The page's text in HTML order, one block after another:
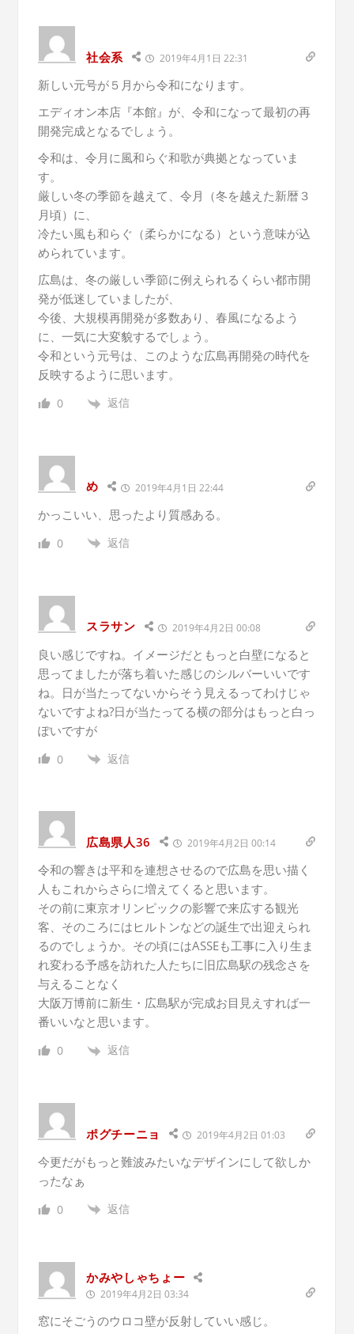
社会系 2019年4月1日 22:31
新しい元号が５月から令和になります。
エディオン本店『本館』が、令和になって最初の再
開発完成となるでしょう。
令和は、令月に風和らぐ和歌が典拠となっていま
す。
厳しい冬の季節を越えて、令月（冬を越えた新暦３
月頃）に、
冷たい風も和らぐ（柔らかになる）という意味が込
められています。
広島は、冬の厳しい季節に例えられるくらい都市開
発が低迷していましたが、
今後、大規模再開発が多数あり、春風になるよう
に、一気に大変貌するでしょう。
令和という元号は、このような広島再開発の時代を
反映するように思います。
0 返信
め 2019年4月1日 22:44
かっこいい、思ったより質感ある。
0 返信
スラサン 2019年4月2日 00:08
良い感じですね。イメージだともっと白壁になると
思ってましたが落ち着いた感じのシルバーいいです
ね。日が当たってないからそう見えるってわけじゃ
ないですよね?日が当たってる横の部分はもっと白っ
ぽいですが
0 返信
広島県人36 2019年4月2日 00:14
令和の響きは平和を連想させるので広島を思い描く
人もこれからさらに増えてくると思います。
その前に東京オリンピックの影響で来広する観光
客、そのころにはヒルトンなどの誕生で出迎えられ
るのでしょうか。その頃にはASSEも工事に入り生ま
れ変わる予感を訪れた人たちに旧広島駅の残念さを
与えることなく
大阪万博前に新生・広島駅が完成お目見えすれば一
番いいなと思います。
0 返信
ポグチーニョ 2019年4月2日 01:03
今更だがもっと難波みたいなデザインにして欲しか
ったなぁ
0 返信
かみやしゃちょー
2019年4月2日 03:34
窓にそごうのウロコ壁が反射していい感じ。